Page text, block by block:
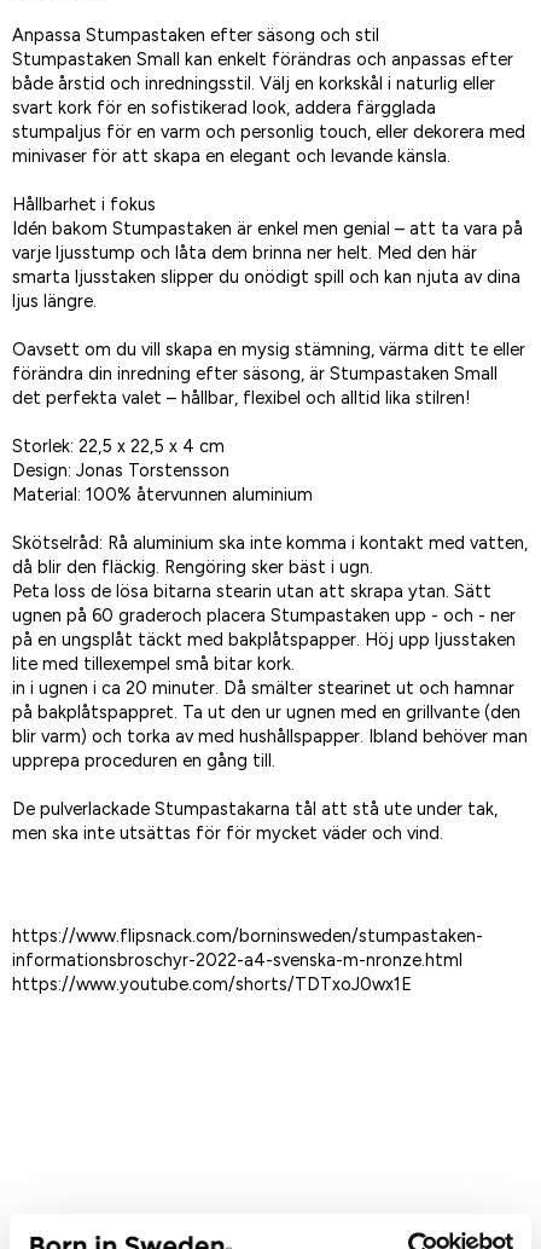
Anpassa Stumpastaken efter säsong och stil
Stumpastaken Small kan enkelt förändras och anpassas efter
både årstid och inredningsstil. Välj en korkskål i naturlig eller
svart kork för en sofistikerad look, addera färgglada
stumpaljus för en varm och personlig touch, eller dekorera med
minivaser för att skapa en elegant och levande känsla.
Hållbarhet i fokus
Idén bakom Stumpastaken är enkel men genial – att ta vara på
varje ljusstump och låta dem brinna ner helt. Med den här
smarta ljusstaken slipper du onödigt spill och kan njuta av dina
ljus längre.
Oavsett om du vill skapa en mysig stämning, värma ditt te eller
förändra din inredning efter säsong, är Stumpastaken Small
det perfekta valet – hållbar, flexibel och alltid lika stilren!
Storlek: 22,5 x 22,5 x 4 cm
Design: Jonas Torstensson
Material: 100% återvunnen aluminium
Skötselråd: Rå aluminium ska inte komma i kontakt med vatten,
då blir den fläckig. Rengöring sker bäst i ugn.
Peta loss de lösa bitarna stearin utan att skrapa ytan. Sätt
ugnen på 60 graderoch placera Stumpastaken upp - och - ner
på en ungsplåt täckt med bakplåtspapper. Höj upp ljusstaken
lite med tillexempel små bitar kork.
in i ugnen i ca 20 minuter. Då smälter stearinet ut och hamnar
på bakplåtspappret. Ta ut den ur ugnen med en grillvante (den
blir varm) och torka av med hushållspapper. Ibland behöver man
upprepa proceduren en gång till.
De pulverlackade Stumpastakarna tål att stå ute under tak,
men ska inte utsättas för för mycket väder och vind.
https://www.flipsnack.com/borninsweden/stumpastaken-
informationsbroschyr-2022-a4-svenska-m-nronze.html
https://www.youtube.com/shorts/TDTxoJ0wx1E